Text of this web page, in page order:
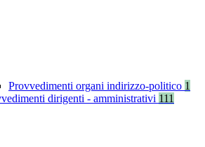
Provvedimenti organi indirizzo-politico 1
dirigenti - amministrativi 111